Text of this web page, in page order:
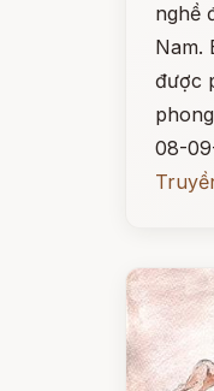
nghề
Nam.
được
08-